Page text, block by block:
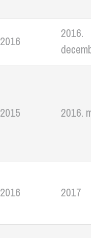
2016
2016.
2015 2016.
2016 2017